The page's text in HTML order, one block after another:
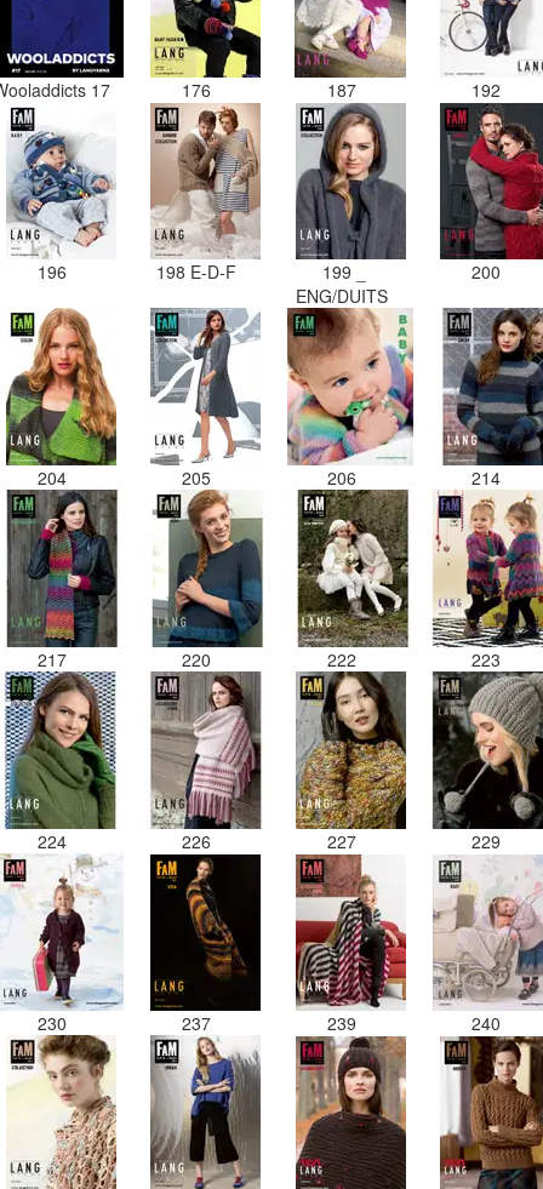
17 176 187 192
196 198 E-D-F
199 _
ENG/DUITS
200
204 205 206 214
217 220 222 223
224 226 227 229
230 237 239 240